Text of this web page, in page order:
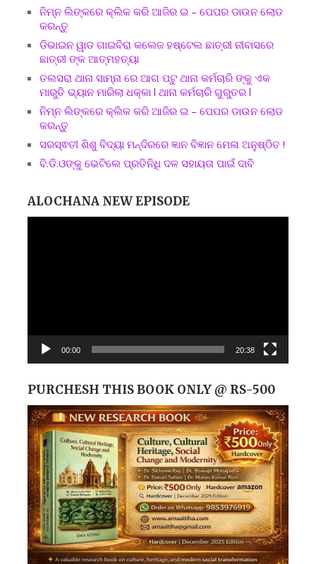
ନିମ୍ନ ଲିଙ୍କରେ କ୍ଲିକ କରି ଆଜିର ଇ – ପେପର ଡାଉନ ଲୋଡ
କରନ୍ତୁ
ଡିଭାଇନ ୱାଡ ଗାଇବିରା କଲେଜ ହଷ୍ଟେଲ ଛାତ୍ରୀ ନୀବାସରେ
ଛାତ୍ରୀ ଙ୍କ ଆତ୍ମହତ୍ୟା
ତଲସରା ଥାନା ସାମ୍ନା ରେ ଆଗ ପଟୁ ଥାନା କର୍ମଚାରି ଙ୍କୁ ଏକ
ମାରୁତି ଭ୍ୟାନ ମାରିଲା ଧକ୍କା l ଥାନା କର୍ମଚାରି ଗୁରୁତର l
ନିମ୍ନ ଲିଙ୍କରେ କ୍ଲିକ କରି ଆଜିର ଇ – ପେପର ଡାଉନ ଲୋଡ
କରନ୍ତୁ
ସରସ୍ଵତୀ ଶିଶୁ ବିଦ୍ୟା ମନ୍ଦିରରେ ଜ୍ଞାନ ବିଜ୍ଞାନ ମେଳା ଅନୁଷ୍ଠିତ !
ବି.ଡି.ଓଙ୍କୁ ଭେଟିଲେ ପ୍ରତିନିଧି ଦଳ ସହାୟତା ପାଇଁ ଦାବି
ALOCHANA NEW EPISODE
00:00 20:38
PURCHESH THIS BOOK ONLY @ RS-500